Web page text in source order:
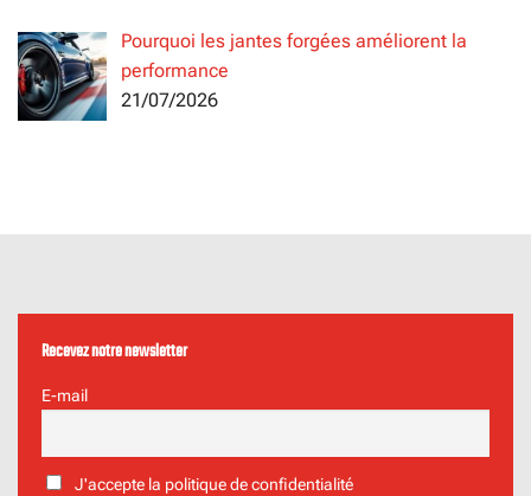
Pourquoi les jantes forgées améliorent la
performance
21/07/2026
Recevez notre newsletter
E-mail
J'accepte la politique de confidentialité